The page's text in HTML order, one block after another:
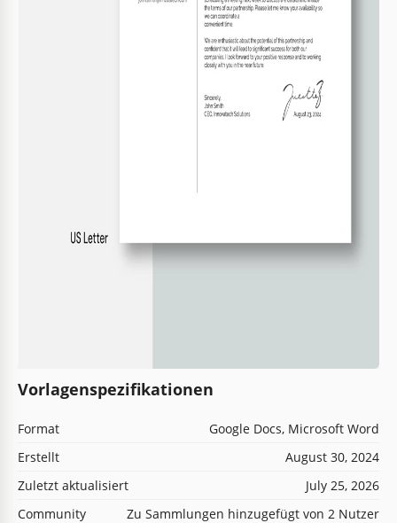
Vorlagenspezifikationen
Format
Google Docs, Microsoft Word
Erstellt
August 30, 2024
Zuletzt aktualisiert
July 25, 2026
Community
Zu Sammlungen hinzugefügt von 2 Nutzer